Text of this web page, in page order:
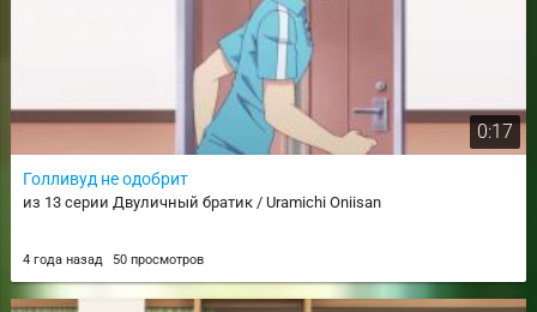
0:17
Голливуд не одобрит
из 13 серии Двуличный братик / Uramichi Oniisan
4 года назад 50 просмотров